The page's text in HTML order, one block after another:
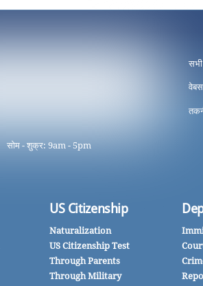
सोम - शुक्र: 9am - 5pm
US Citizenship
Naturalization
US Citizenship Test
Through Parents
Through Military